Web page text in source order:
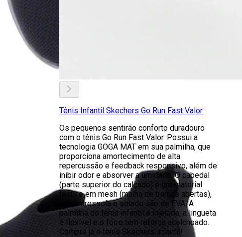
Tênis Infantil Skechers Go Run Fast Valor
Os pequenos sentirão conforto duradouro
com o tênis Go Run Fast Valor. Possui a
tecnologia GOGA MAT em sua palmilha, que
proporciona amortecimento de alta
repercussão e feedback responsivo, além de
inibir odor e absorver a umidade. O cabedal
(parte superior do calçado) é em material
têxtil e em mesh (malha de tramas abertas),
sua entressola e solado são de EVA. A
palmilha do tênis infantil é injetada, a lingueta
é flexível e o forro tem reforço acolchoado.
Compre já o tênis Skechers infantil!